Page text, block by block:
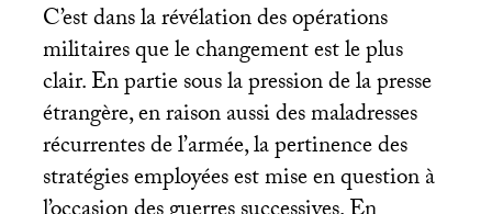
C’est dans la révélation des opérations
militaires que le changement est le plus
clair. En partie sous la pression de la presse
étrangère, en raison aussi des maladresses
récurrentes de l’armée, la pertinence des
stratégies employées est mise en question à